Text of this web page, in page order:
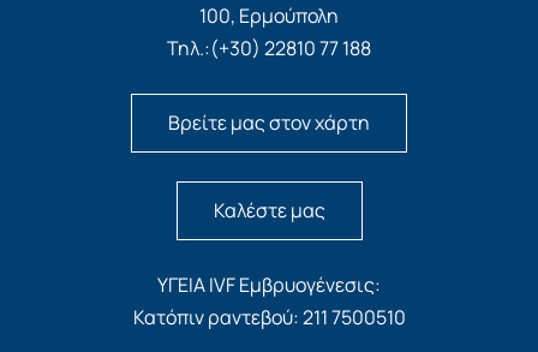
100, Ερμούπολη
Τηλ.:(+30) 22810 77 188
Βρείτε μας στον χάρτη
Καλέστε μας
ΥΓΕΙΑ IVF Εμβρυογένεσις:
Κατόπιν ραντεβού: 211 7500510